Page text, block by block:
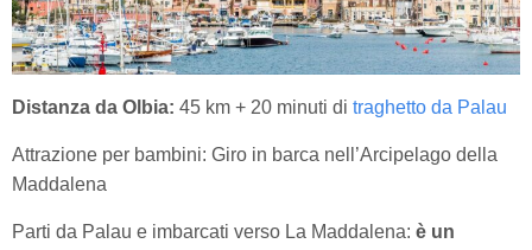
Distanza da Olbia: 45 km + 20 minuti di traghetto da Palau
Attrazione per bambini: Giro in barca nell’Arcipelago della
Maddalena
Parti da Palau e imbarcati verso La Maddalena: è un